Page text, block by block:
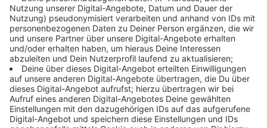
in Budapest dabei. In über 170 Ländern wird das
Musikspektakel ausgestrahlt. Düsseldorf sei als
Austragungsort besonders geeignet, hieß es bei der
Pressekonferenz, da die Stadt "genauso wie die
Musikbranche für Vielfalt und Internationalität" stehe.
Welche Künstler*innen zur Verleihung kommen, ist
noch nicht klar. Die Preisverleihung findet zum
sechsten Mal in Deutschland statt - und das im
Jubiläumsjahr: MTV Germany gibt es jetzt seit 25